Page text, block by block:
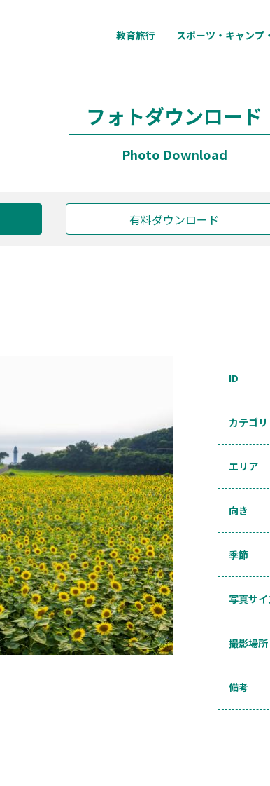
教育旅行
スポーツ・キャンプ
フォトダウンロード
Photo Download
有料ダウンロード
ID
カテゴリ
エリア
向き
季節
写真サ
撮影場所
備考